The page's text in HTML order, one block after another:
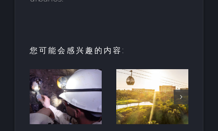
您可能会感兴趣的内容:
酒店和度假
村的创新：
里维埃拉-纳
亚里特的新
巴亚尔塔酒
店
HALO垂直
移动项目荣
获LOOP设
计奖